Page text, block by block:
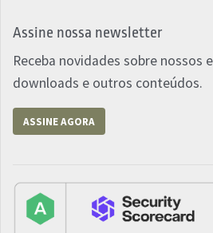
Assine nossa newsletter
Receba novidades sobre nossos
downloads e outros conteúdos.
ASSINE AGORA